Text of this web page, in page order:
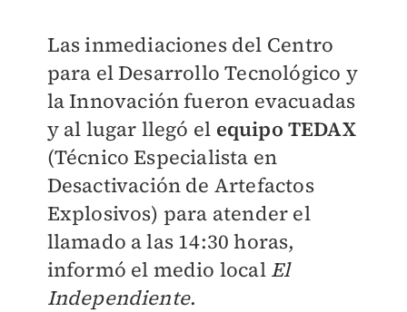
Las inmediaciones del Centro
para el Desarrollo Tecnológico y
la Innovación fueron evacuadas
y al lugar llegó el equipo TEDAX
(Técnico Especialista en
Desactivación de Artefactos
Explosivos) para atender el
llamado a las 14:30 horas,
informó el medio local El
Independiente.